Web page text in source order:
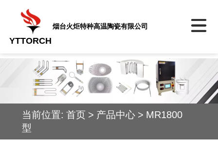
YTTORCH
烟台火炬特种高温陶瓷有限公司
当前位置: 首页 > 产品中心 > MR1800
型